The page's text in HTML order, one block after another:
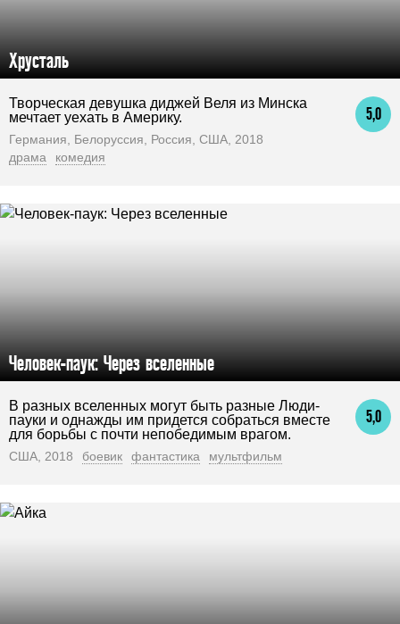
Хрусталь
5,0
Творческая девушка диджей Веля из Минска
мечтает уехать в Америку.
Германия, Белоруссия, Россия, США, 2018
драма
комедия
Человек-паук: Через вселенные
5,0
В разных вселенных могут быть разные Люди-
пауки и однажды им придется собраться вместе
для борьбы с почти непобедимым врагом.
США, 2018 боевик фантастика мультфильм